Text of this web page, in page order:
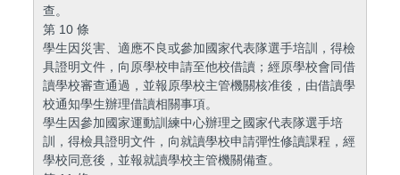
查。
第 10 條
學生因災害、適應不良或參加國家代表隊選手培訓，得檢
具證明文件，向原學校申請至他校借讀；經原學校會同借
讀學校審查通過，並報原學校主管機關核准後，由借讀學
校通知學生辦理借讀相關事項。
學生因參加國家運動訓練中心辦理之國家代表隊選手培
訓，得檢具證明文件，向就讀學校申請彈性修讀課程，經
學校同意後，並報就讀學校主管機關備查。